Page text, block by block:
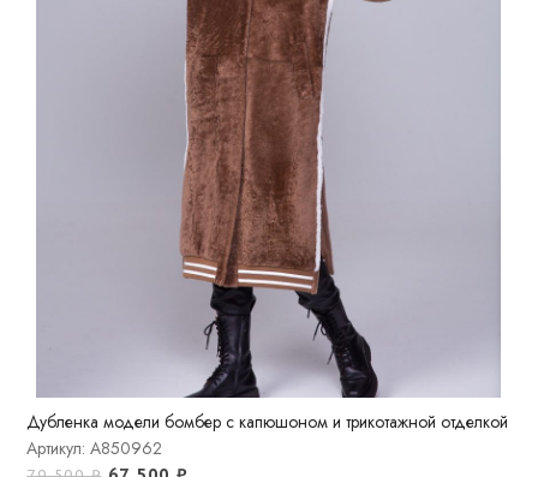
Дубленка модели бомбер с капюшоном и трикотажной отделкой
Артикул: A850962